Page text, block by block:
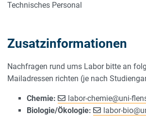
Technisches Personal
Zusatzinformationen
Nachfragen rund ums Labor bitte an
Mailadressen richten (je nach
Chemie: labor-chemie@uni-
Biologie/Ökologie:
labor-bio@